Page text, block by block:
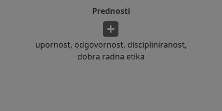
Prednosti
upornost, odgovornost, discipliniranost,
dobra radna etika